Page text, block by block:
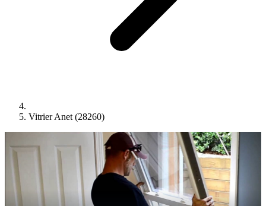
Vitrier Anet (28260)